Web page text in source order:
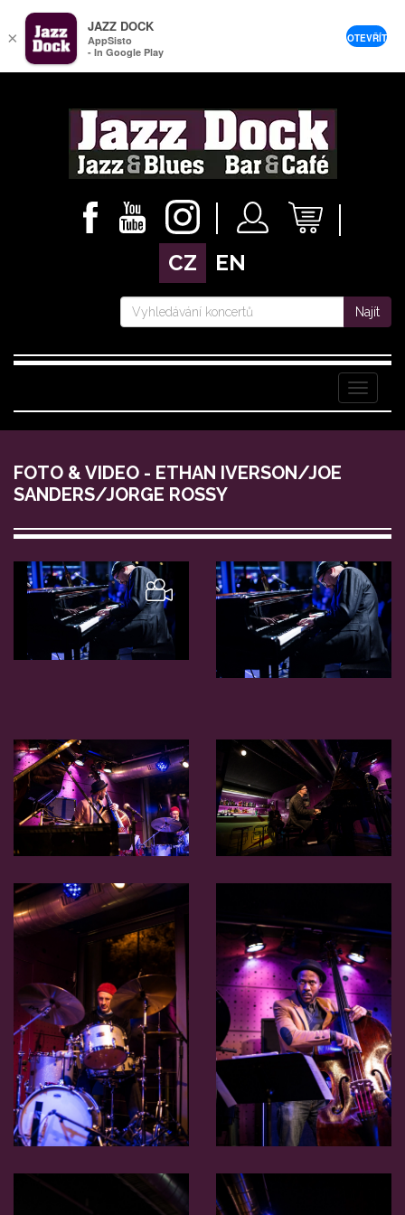
CZ EN
Najít
Menu
FOTO & VIDEO - ETHAN IVERSON/JOE
SANDERS/JORGE ROSSY
×
JAZZ DOCK
AppSisto
- In Google Play
OTEVŘÍT